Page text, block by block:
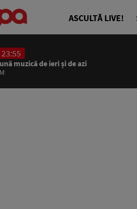
ASCULTĂ LIVE!
muzică de ieri și de azi